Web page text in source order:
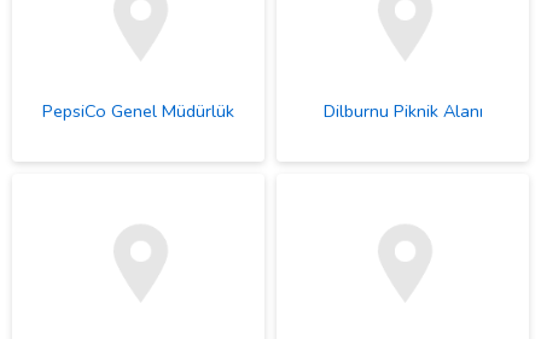
PepsiCo Genel Müdürlük Dilburnu Piknik Alanı